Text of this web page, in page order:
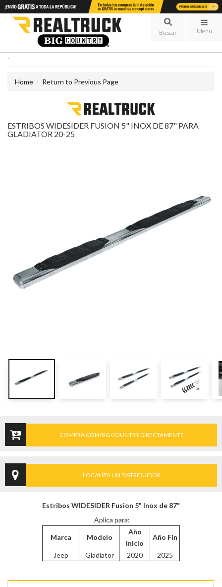
Menu
-
Home Return to Previous Page
ESTRIBOS WIDESIDER FUSION 5" INOX DE 87" PARA
GLADIATOR 20-25
COMPRA CON BIG COUNTRY DIRECTAMENTE
LOCALIZA UN DISTRIBUIDOR
Estribos WIDESIDER Fusion 5" Inox de 87"
Aplica para:
Marca Modelo
Año
Inicio
Año Fin
Jeep Gladiator 2020 2025